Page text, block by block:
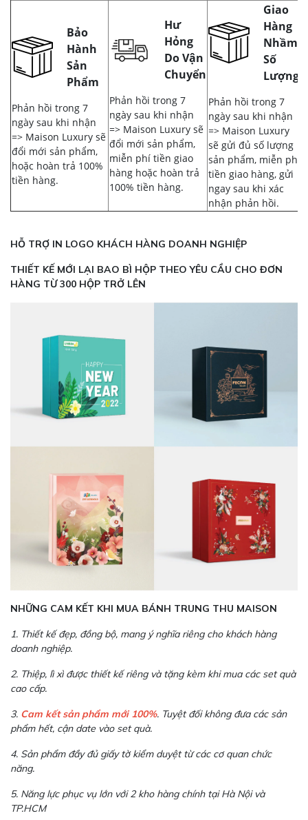
Bảo
Hành
Sản
Phẩm
Phản hồi trong 7
ngày sau khi nhận
=> Maison Luxury sẽ
đổi mới sản phẩm,
hoặc hoàn trả 100%
tiền hàng.
Hư
Hỏng
Do Vận
Chuyển
Phản hồi trong 7
ngày sau khi nhận
=> Maison Luxury sẽ
đổi mới sản phẩm,
miễn phí tiền giao
hàng hoặc hoàn trả
100% tiền hàng.
Giao
Hàng
Nhầm,
Số
Lượng
Phản hồi trong 7
ngày sau khi nhận
=> Maison Luxury
sẽ gửi đủ số lượng
sản phẩm, miễn phí
tiền giao hàng, gửi
ngay sau khi xác
nhận phản hồi.
HỖ TRỢ IN LOGO KHÁCH HÀNG DOANH NGHIỆP
THIẾT KẾ MỚI LẠI BAO BÌ HỘP THEO YÊU CẦU CHO ĐƠN
HÀNG TỪ 300 HỘP TRỞ LÊN
NHỮNG CAM KẾT KHI MUA BÁNH TRUNG THU MAISON
1. Thiết kế đẹp, đồng bộ, mang ý nghĩa riêng cho khách hàng
doanh nghiệp.
2. Thiệp, lì xì được thiết kế riêng và tặng kèm khi mua các set quà
cao cấp.
3. Cam kết sản phẩm mới 100%. Tuyệt đối không đưa các sản
phẩm hết, cận date vào set quà.
4. Sản phẩm đầy đủ giấy tờ kiểm duyệt từ các cơ quan chức
năng.
5. Năng lực phục vụ lớn với 2 kho hàng chính tại Hà Nội và
TP.HCM